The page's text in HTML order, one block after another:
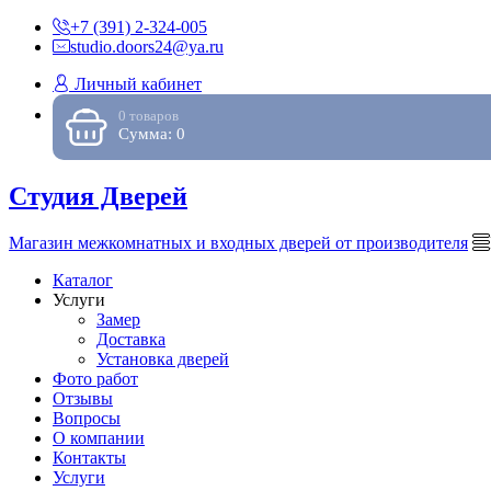
+7 (391) 2-324-005
studio.doors24@ya.ru
Личный кабинет
0 товаров
Сумма: 0
Студия Дверей
Магазин межкомнатных и входных дверей от производителя
Каталог
Услуги
Замер
Доставка
Установка дверей
Фото работ
Отзывы
Вопросы
О компании
Контакты
Услуги